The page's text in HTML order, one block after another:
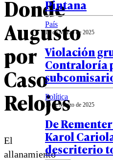
Donde
Augusto
por
Caso
Relojes
El
allanamiento
Pintana
País
13 de Marzo de 2025
Violación
Contraloría
Política
10 de Marzo de 2025
De
Karol
descriterio